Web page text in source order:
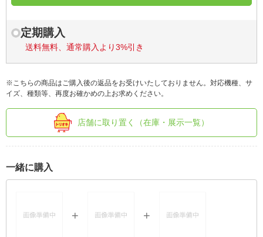
定期購入
送料無料、通常購入より3%引き
※こちらの商品はご購入後の返品をお受けいたしておりません。対応機種、サ
イズ、種類等、再度お確かめの上お求めください。
店舗に取り置く（在庫・展示一覧）
一緒に購入